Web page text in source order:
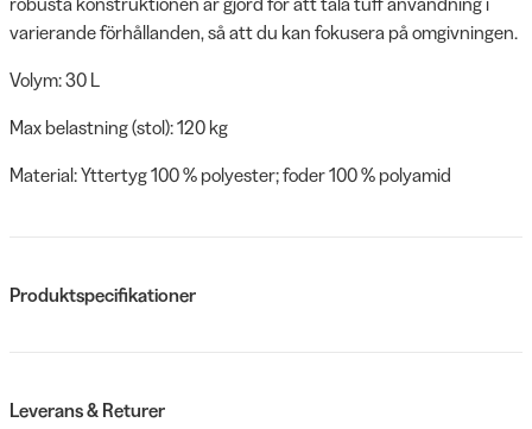
varierande förhållanden, så att du kan fokusera på omgivningen.
Volym: 30 L
Max belastning (stol): 120 kg
Material: Yttertyg 100 % polyester; foder 100 % polyamid
Produktspecifikationer
Leverans & Returer